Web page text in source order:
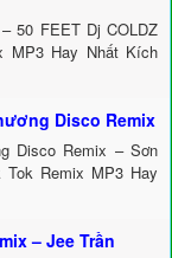
50 FEET Dj COLDZ
MP3 Hay Nhất Kích
Disco Remix
Disco Remix – Sơn
Tok Remix MP3 Hay
– Jee Trần